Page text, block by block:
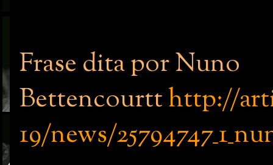
Frase dita por Nuno
Bettencourtthttp://
19/news/